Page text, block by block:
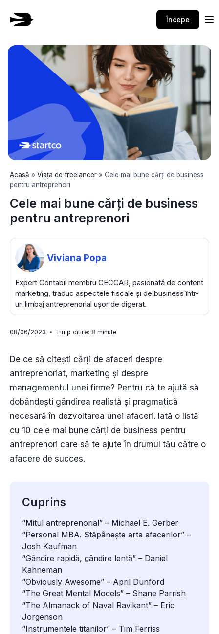
content
Începe
Acasă » Viața de freelancer » Cele mai bune cărți de business
pentru antreprenori
Cele mai bune cărți de business
pentru antreprenori
Viviana Popa
Expert Contabil membru CECCAR, pasionată de content
marketing, traduc aspectele fiscale și de business într-
un limbaj antreprenorial ușor de digerat.
08/06/2023 Timp citire: 8 minute
De ce să citești cărți de afaceri despre
antreprenoriat, marketing şi despre
managementul unei firme? Pentru că te ajută să
dobândești gândirea realistă şi pragmatică
necesară în dezvoltarea unei afaceri. Iată o listă
cu 10 cele mai bune cărți de business pentru
antreprenori care să te ajute în drumul tău către o
afacere de succes.
Cuprins
“Mitul antreprenorial” – Michael E. Gerber
“Personal MBA. Stăpânește arta afacerilor” –
Josh Kaufman
“Gândire rapidă, gândire lentă” – Daniel
Kahneman
“Obviously Awesome” – April Dunford
“The Great Mental Models” – Shane Parrish
“The Almanack of Naval Ravikant” – Eric
Jorgenson
“Instrumentele titanilor” – Tim Ferriss